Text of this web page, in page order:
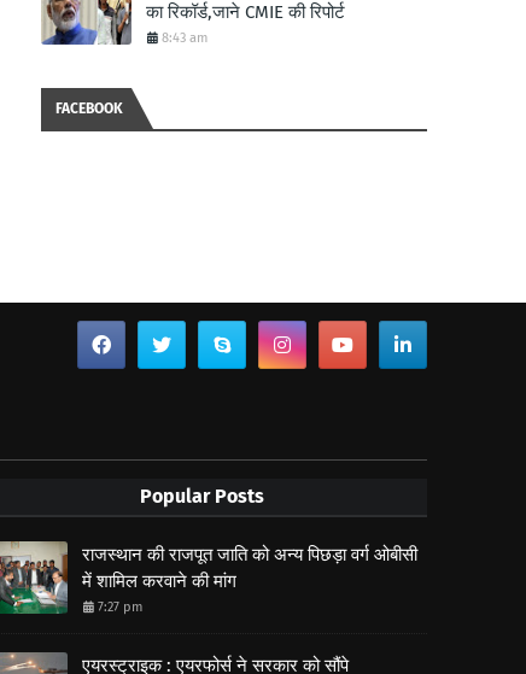
का रिकॉर्ड,जाने CMIE की रिपोर्ट
8:43 am
FACEBOOK
Popular Posts
राजस्थान की राजपूत जाति को अन्य पिछड़ा वर्ग ओबीसी
में शामिल करवाने की मांग
7:27 pm
एयरस्ट्राइक : एयरफोर्स ने सरकार को सौंपे